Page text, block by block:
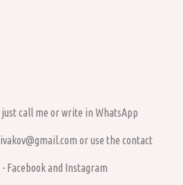
call me or write in WhatsApp
or use the contact
Facebookand Instagram